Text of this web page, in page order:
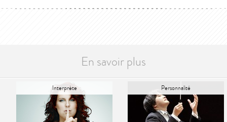
En savoir plus
Interprète Personnalité